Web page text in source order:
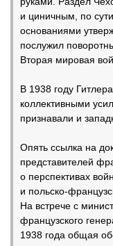
и циничным, по
основаниями
послужил
Вторая мировая
В 1938 году
коллективными
признавали и
Опять ссылка на
представителей
о перспективах
и польско-
На встрече с
французского
1938 года общая